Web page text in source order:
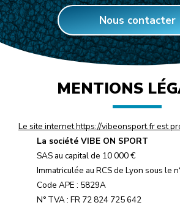
Nous contacter
MENTIONS
Le site internet https://vibeonsport.fr est
La société VIBE ON SPORT
SAS au capital de 10 000 €
Immatriculée au RCS de Lyon sous le
Code APE : 5829A
N° TVA : FR 72 824 725 642